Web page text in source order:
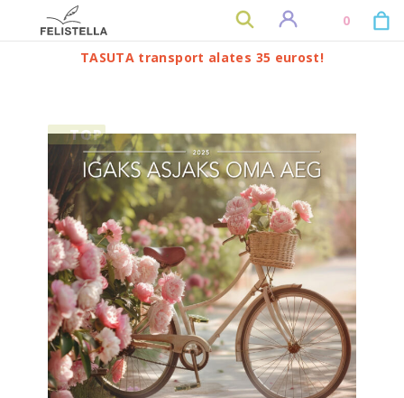
0
TASUTA transport alates 35 eurost!
TOP